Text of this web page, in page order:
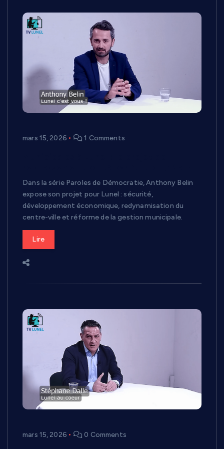
mars 15, 2026 1 Comments
Dans la série Paroles de Démocratie, Anthony Belin
expose son projet pour Lunel : sécurité,
développement économique, redynamisation du
centre-ville et réforme de la gestion municipale.
Lire
mars 15, 2026 0 Comments